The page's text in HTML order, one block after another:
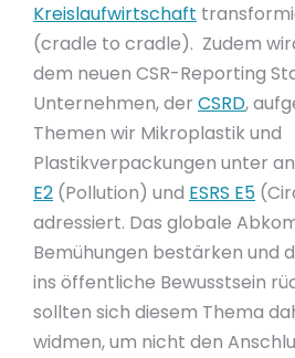
Kreislaufwirtschaft
(cradle to cradle). Zudem
dem neuen CSR-Reporting
Unternehmen, der CSRD,
Themen wir Mikroplastik und
Plastikverpackungen unter
E2 (Pollution) und ESRS E5
adressiert. Das globale
Bemühungen bestärken und
ins öffentliche Bewusstsein
sollten sich diesem Thema
widmen, um nicht den